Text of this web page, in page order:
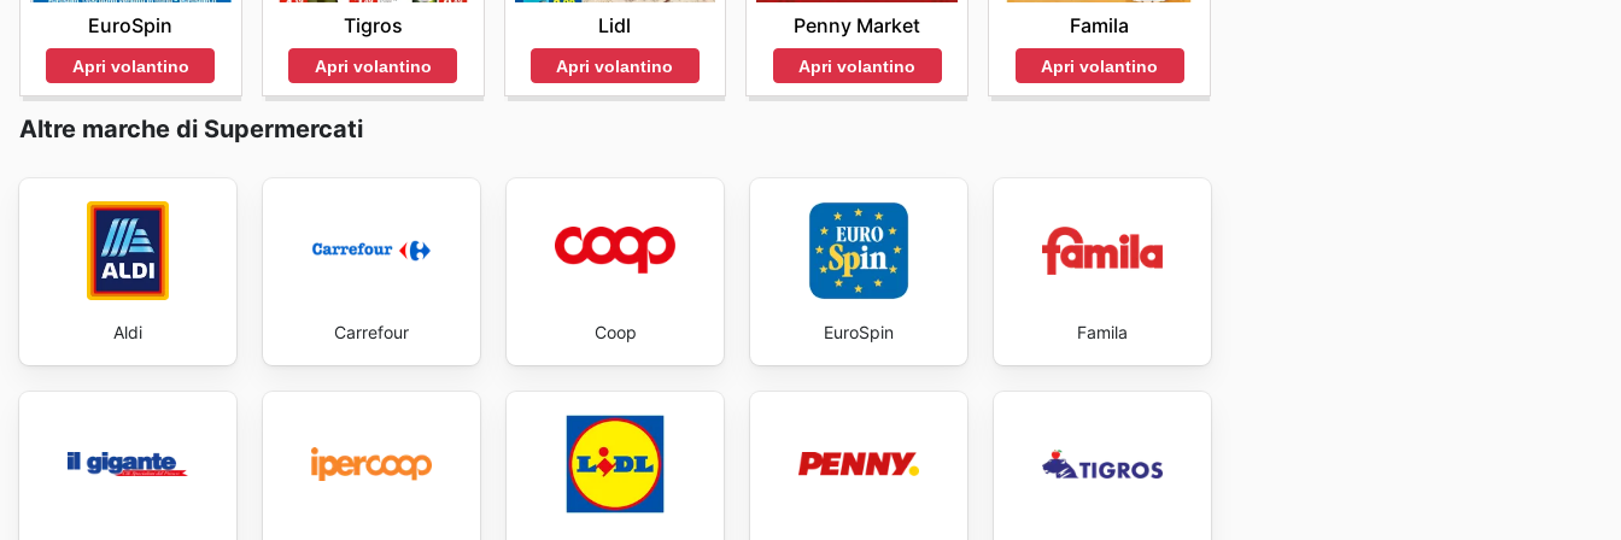
EuroSpin
Apri volantino
Tigros
Apri volantino
Lidl
Apri volantino
Penny Market
Apri volantino
Famila
Apri volantino
Altre marche di Supermercati
Aldi Carrefour Coop EuroSpin Famila